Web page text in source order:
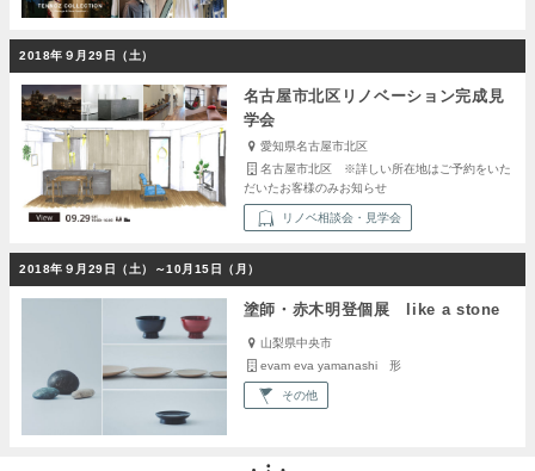
2018年９月29日（土）
名古屋市北区リノベーション完成見
学会
愛知県名古屋市北区
名古屋市北区 ※詳しい所在地はご予約をいた
だいたお客様のみお知らせ
リノベ相談会・見学会
2018年９月29日（土）～10月15日（月）
塗師・赤木明登個展 like a stone
山梨県中央市
evam eva yamanashi 形
その他